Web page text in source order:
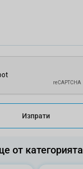
Изпрати
от категорията